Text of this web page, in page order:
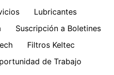
Lubricantes
Suscripción a Boletines
Filtros Keltec
de Trabajo